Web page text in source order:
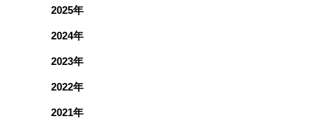
2025年
2024年
2023年
2022年
2021年